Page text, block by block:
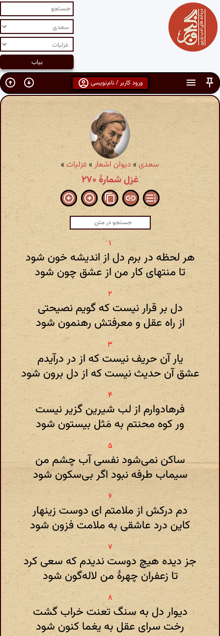
ورود کاربر / نام‌نویسی
سعدی» دیوان اشعار»غزلیات»
غزل شمارهٔ ۲۷۰
هر لحظه در برم دل از اندیشه خون شود
تا منتهای کار من از عشق چون شود
دل بر قرار نیست که گویم نصیحتی
از راه عقل و معرفتش رهنمون شود
یار آن حریف نیست که از در درآیدم
عشق آن حدیث نیست که از دل برون شود
فرهادوارم از لب شیرین گزیر نیست
ور کوه محنتم به مَثل بیستون شود
ساکن نمی‌شود نفسی آب چشم من
سیماب طرفه نبود اگر بی‌سکون شود
دم درکش از ملامتم ای دوست زینهار
کاین درد عاشقی به ملامت فزون شود
جز دیده هیچ دوست ندیدم که سعی کرد
تا زعفران چهرهٔ من لاله‌گون شود
دیوار دل به سنگ تعنت خراب گشت
رخت سرای عقل به یغما کنون شود